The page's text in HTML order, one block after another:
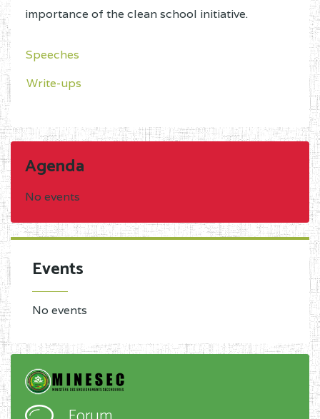
importance of the clean school initiative.
Speeches
Write-ups
Agenda
No events
Events
No events